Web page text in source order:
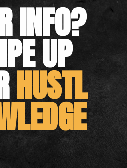
INFO?
UP
HUSTL